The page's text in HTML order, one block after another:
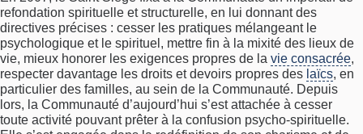
refondation spirituelle et structurelle, en lui donnant des
directives précises : cesser les pratiques mélangeant le
psychologique et le spirituel, mettre fin à la mixité des lieux de
vie, mieux honorer les exigences propres de la vie consacrée,
respecter davantage les droits et devoirs propres des laïcs, en
particulier des familles, au sein de la Communauté. Depuis
lors, la Communauté d’aujourd’hui s’est attachée à cesser
toute activité pouvant prêter à la confusion psycho-spirituelle.